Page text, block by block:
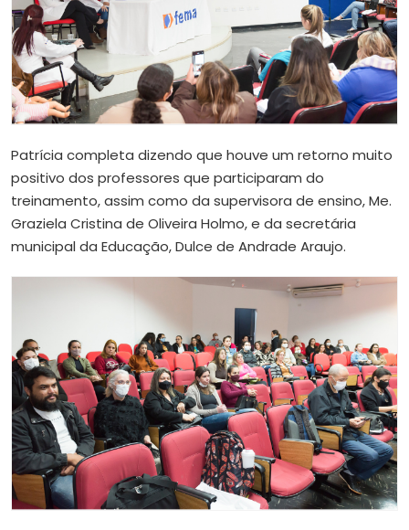
Patrícia completa dizendo que houve um retorno muito
positivo dos professores que participaram do
treinamento, assim como da supervisora de ensino, Me.
Graziela Cristina de Oliveira Holmo, e da secretária
municipal da Educação, Dulce de Andrade Araujo.